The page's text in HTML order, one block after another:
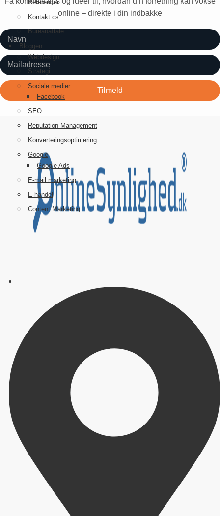
Referencer
Kontakt os
Bureauaftale
Bloggen
Webdesign
Strategi
Sociale medier
Facebook
SEO
Reputation Management
Konverteringsoptimering
Google
Google Ads
E-mail marketing
E-handel
Content Marketing
online – direkte i din indbakke